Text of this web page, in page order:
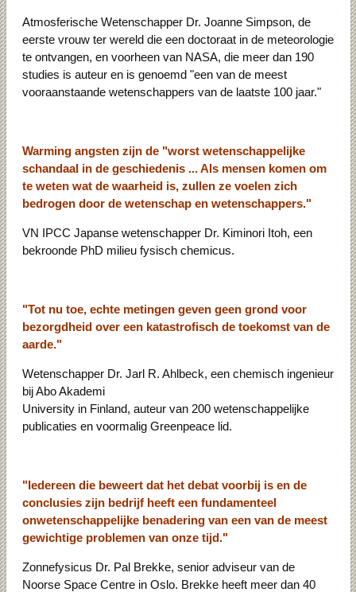
Atmosferische Wetenschapper Dr. Joanne Simpson, de
eerste vrouw ter wereld die een doctoraat in de meteorologie
te ontvangen, en voorheen van NASA, die meer dan 190
studies is auteur en is genoemd "een van de meest
vooraanstaande wetenschappers van de laatste 100 jaar."
Warming angsten zijn de "worst wetenschappelijke
schandaal in de geschiedenis ... Als mensen komen om
te weten wat de waarheid is, zullen ze voelen zich
bedrogen door de wetenschap en wetenschappers."
VN IPCC Japanse wetenschapper Dr. Kiminori Itoh, een
bekroonde PhD milieu fysisch chemicus.
"Tot nu toe, echte metingen geven geen grond voor
bezorgdheid over een katastrofisch de toekomst van de
aarde."
Wetenschapper Dr. Jarl R. Ahlbeck, een chemisch ingenieur
bij Abo Akademi
University in Finland, auteur van 200 wetenschappelijke
publicaties en voormalig Greenpeace lid.
"Iedereen die beweert dat het debat voorbij is en de
conclusies zijn bedrijf heeft een fundamenteel
onwetenschappelijke benadering van een van de meest
gewichtige problemen van onze tijd."
Zonnefysicus Dr. Pal Brekke, senior adviseur van de
Noorse Space Centre in Oslo. Brekke heeft meer dan 40